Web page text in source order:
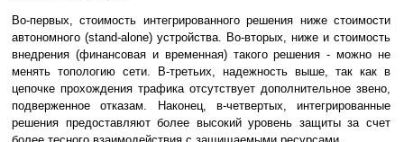
Во-первых, стоимость интегрированного решения ниже стоимости
автономного (stand-alone) устройства. Во-вторых, ниже и стоимость
внедрения (финансовая и временная) такого решения - можно не
менять топологию сети. В-третьих, надежность выше, так как в
цепочке прохождения трафика отсутствует дополнительное звено,
подверженное отказам. Наконец, в-четвертых, интегрированные
решения предоставляют более высокий уровень защиты за счет